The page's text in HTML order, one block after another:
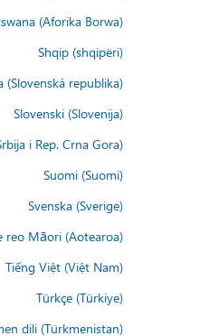
(Aforika Borwa)
Shqip (shqipëri)
(Slovenská republika)
Slovenski (Slovenija)
i Rep. Crna Gora)
Suomi (Suomi)
Svenska (Sverige)
reo Māori (Aotearoa)
Tiếng Việt (Việt Nam)
Türkçe (Türkiye)
dili (Türkmenistan)